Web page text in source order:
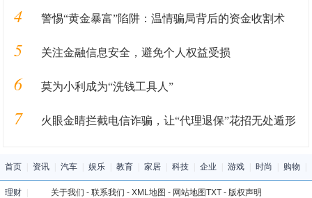
4 警惕“黄金暴富”陷阱：温情骗局背后的资金收割术
5 关注金融信息安全，避免个人权益受损
6 莫为小利成为“洗钱工具人”
7 火眼金睛拦截电信诈骗，让“代理退保”花招无处遁形
首页 资讯 汽车 娱乐 教育 家居 科技 企业 游戏 时尚 购物
理财 关于我们 - 联系我们 - XML地图 - 网站地图TXT- 版权声明